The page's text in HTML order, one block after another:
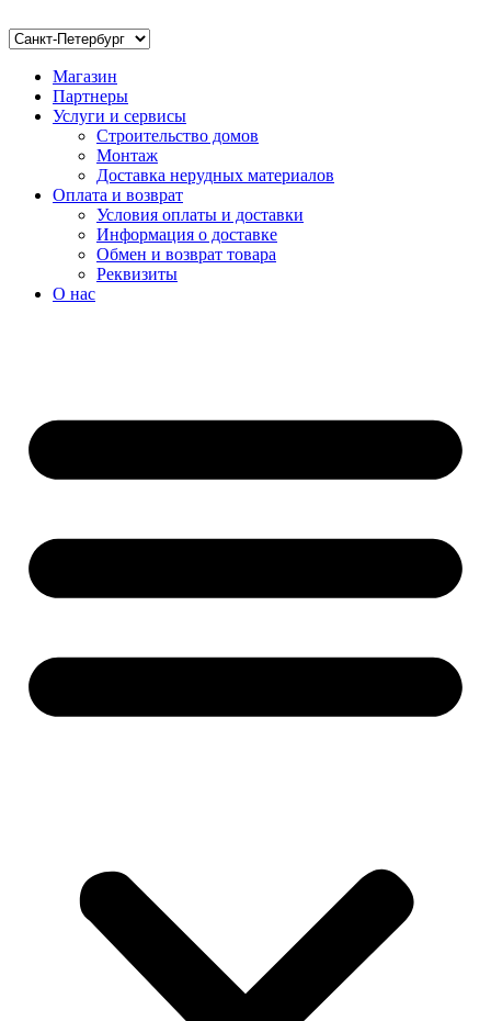
Магазин
Партнеры
Услуги и сервисы
Строительство домов
Монтаж
Доставка нерудных материалов
Оплата и возврат
Условия оплаты и доставки
Информация о доставке
Обмен и возврат товара
Реквизиты
О нас